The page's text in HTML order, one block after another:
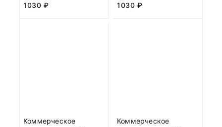
1030 ₽ 1030 ₽
Коммерческое
Коммерческое